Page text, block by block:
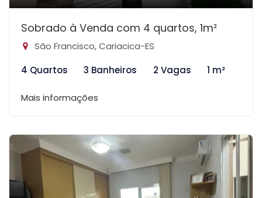
Sobrado à Venda com 4 quartos, 1m²
São Francisco, Cariacica-ES
4 Quartos
3 Banheiros 2 Vagas 1 m²
Mais informações